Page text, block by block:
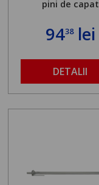
pini de capat
9438lei
DETALII